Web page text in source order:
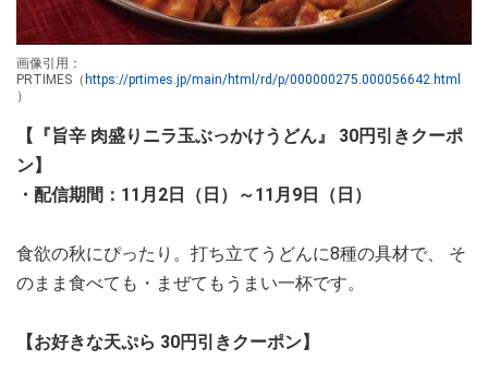
画像引用：
PRTIMES（ https://prtimes.jp/main/html/rd/p/000000275.000056642.html
）
【『旨辛 肉盛りニラ玉ぶっかけうどん』 30円引きクーポ
ン】
・配信期間：11月2日（日）～11月9日（日）
食欲の秋にぴったり。打ち立てうどんに8種の具材で、 そ
のまま食べても・まぜてもうまい一杯です。
【お好きな天ぷら 30円引きクーポン】